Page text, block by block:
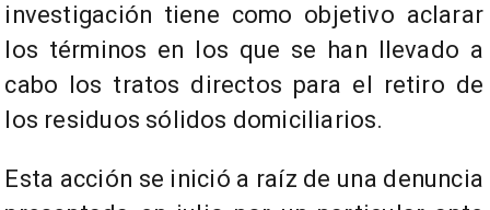
investigación tiene como objetivo aclarar
los términos en los que se han llevado a
cabo los tratos directos para el retiro de
los residuos sólidos domiciliarios.
Esta acción se inició a raíz de una denuncia